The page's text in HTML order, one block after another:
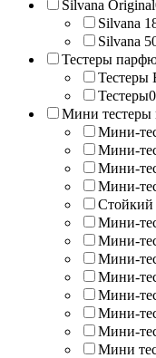
Silvana Original
Silvana
Silvana
Тестеры
Тестеры
Тестеры0
Мини
Мини-
Мини-
Мини-
Мини-
Стойкий
Мини-
Мини-
Мини-
Мини-
Мини-
Мини-
Мини-
Мини